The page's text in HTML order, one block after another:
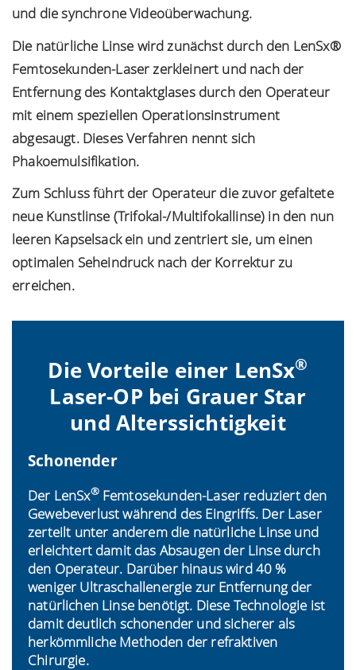
und die synchrone Videoüberwachung.
Die natürliche Linse wird zunächst durch den LenSx®
Femtosekunden-Laser zerkleinert und nach der
Entfernung des Kontaktglases durch den Operateur
mit einem speziellen Operationsinstrument
abgesaugt. Dieses Verfahren nennt sich
Phakoemulsifikation.
Zum Schluss führt der Operateur die zuvor gefaltete
neue Kunstlinse (Trifokal-/Multifokallinse) in den nun
leeren Kapselsack ein und zentriert sie, um einen
optimalen Seheindruck nach der Korrektur zu
erreichen.
Die Vorteile einer LenSx®
Laser-OP bei Grauer Star
und Alterssichtigkeit
Schonender
Der LenSx®Femtosekunden-Laser reduziert den
Gewebeverlust während des Eingriffs. Der Laser
zerteilt unter anderem die natürliche Linse und
erleichtert damit das Absaugen der Linse durch
den Operateur. Darüber hinaus wird 40 %
weniger Ultraschallenergie zur Entfernung der
natürlichen Linse benötigt. Diese Technologie ist
damit deutlich schonender und sicherer als
herkömmliche Methoden der refraktiven
Chirurgie.